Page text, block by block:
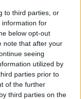
to third parties, or
information for
below opt-out
note that after your
seeing
utilized by
parties prior to
of the further
third parties on the